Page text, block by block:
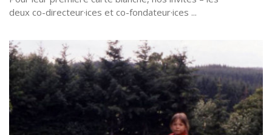
deux co-directeur·ices et co-fondateur·ices ...